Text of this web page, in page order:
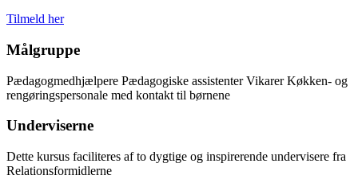
Tilmeld her
Målgruppe
Pædagogmedhjælpere Pædagogiske assistenter Vikarer Køkken- og
rengøringspersonale med kontakt til børnene
Underviserne
Dette kursus faciliteres af to dygtige og inspirerende undervisere fra
Relationsformidlerne